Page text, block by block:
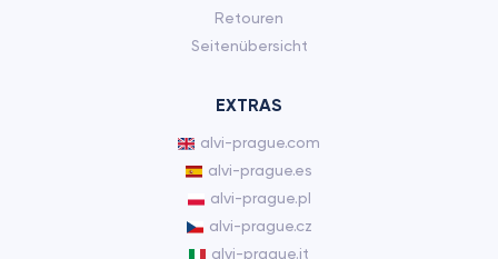
Retouren
Seitenübersicht
EXTRAS
alvi-prague.com
alvi-prague.es
alvi-prague.pl
alvi-prague.cz
alvi-prague.it